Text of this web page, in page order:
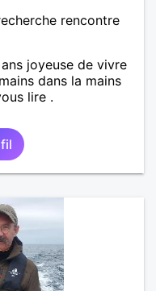
rencontre
joyeuse de vivre
dans la mains
lire .